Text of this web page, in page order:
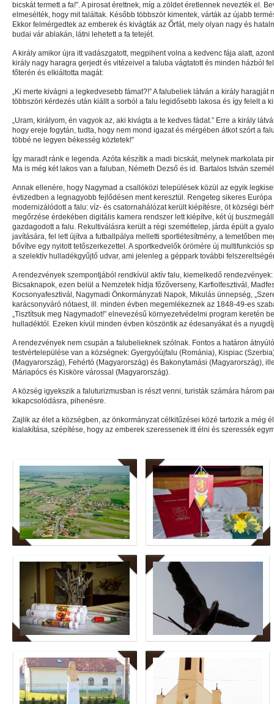
bicskát termett a fa!”. A pirosat érettnek, míg a zöldet éretlennek nevezték el.
elmesélték, hogy mit találtak. Később többször kimentek, várták az újabb
Ekkor felmérgedtek az emberek és kivágták az Őrfát, mely olyan nagy és
budai vár ablakán, látni lehetett a fa tetejét.
A király amikor újra itt vadászgatott, megpihent volna a kedvenc fája alatt,
király nagy haragra gerjedt és vitézeivel a faluba vágtatott és minden házból
főterén és elkiáltotta magát:
„Ki merte kivágni a legkedvesebb fámat?!” A falubeliek látván a király
többszöri kérdezés után kiállt a sorból a falu legidősebb lakosa és így felelt a
„Uram, királyom, én vagyok az, aki kivágta a te kedves fádat.” Erre a király
hogy ereje fogytán, tudta, hogy nem mond igazat és mérgében átkot szórt a
többé ne legyen békesség köztetek!”
Így maradt ránk e legenda. Azóta készítik a madi bicskát, melynek markolata
Ma is még két lakos van a faluban, Németh Dezső és id. Bartalos István
Annak ellenére, hogy Nagymad a csallóközi települések közül az egyik
évtizedben a legnagyobb fejlődésen ment keresztül. Rengeteg sikeres
modernizálódott a falu: víz- és csatornahálózat került kiépítésre, öt községi
megőrzése érdekében digitális kamera rendszer lett kiépítve, két új
gazdagodott a falu. Rekultiválásra került a régi szeméttelep, járda épült a
javítására, fel lett újítva a futballpálya melletti sportlétesítmény, a temetőben
bővítve egy nyitott tetőszerkezettel. A sportkedvelők örömére új multifunkciós
a szelektív hulladékgyűjtő udvar, ami jelenleg a géppark további
A rendezvények szempontjából rendkívül aktív falu, kiemelkedő
Bicsaknapok, ezen belül a Nemzetek hídja főzőverseny, Karfiolfesztivál,
Kocsonyafesztivál, Nagymadi Önkormányzati Napok, Mikulás ünnepség,
karácsonyváró nótaest, ill. minden évben megemlékeznek az 1848-49-es
„Tisztítsuk meg Nagymadot!” elnevezésű környezetvédelmi program keretén
hulladéktól. Ezeken kívül minden évben köszöntik az édesanyákat és a
A rendezvények nem csupán a falubelieknek szólnak. Fontos a határon
testvértelepülése van a községnek: Gyergyóújfalu (Románia), Kispiac
(Magyarország), Fehértó (Magyarország) és Bakonytamási (Magyarország),
Máriapócs és Kisköre várossal (Magyarország).
A község igyekszik a faluturizmusban is részt venni, turisták számára három
kikapcsolódásra, pihenésre.
Zajlik az élet a községben, az önkormányzat célkitűzései közé tartozik a még
kialakítása, szépítése, hogy az emberek szeressenek itt élni és szeressék